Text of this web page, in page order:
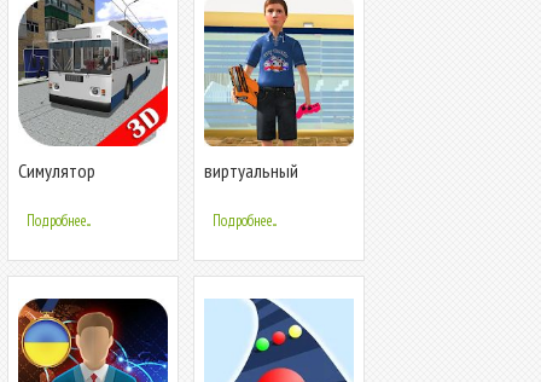
Симулятор
2018
Подробнее...
виртуальный
симулятор 2018
Подробнее...